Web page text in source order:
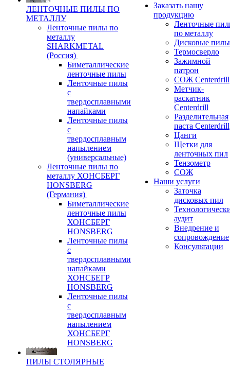
ЛЕНТОЧНЫЕ ПИЛЫ ПО
МЕТАЛЛУ
Ленточные пилы по
металлу
SHARKMETAL
(Россия)
Биметаллические
ленточные пилы
Ленточные пилы
с
твердосплавными
напайками
Ленточные пилы
с
твердосплавным
напылением
(универсальные)
Ленточные пилы по
металлу ХОНСБЕРГ
HONSBERG
(Германия)
Биметаллические
ленточные пилы
ХОНСБЕРГ
HONSBERG
Ленточные пилы
с
твердосплавными
напайками
ХОНСБЕГР
HONSBERG
Ленточные пилы
с
твердосплавным
напылением
ХОНСБЕРГ
HONSBERG
ПИЛЫ СТОЛЯРНЫЕ
Заказать нашу
продукцию
Ленточные
по металлу
Дисковые пилы
Термосверло
Зажимной
патрон
СОЖ Centerdrill
Метчик-
раскатник
Centerdrill
Разделительная
паста Centerdrill
Цанги
Щетки для
ленточных пил
Тензометр
СОЖ
Наши услуги
Заточка
дисковых пил
аудит
Внедрение и
сопровождение
Консультации